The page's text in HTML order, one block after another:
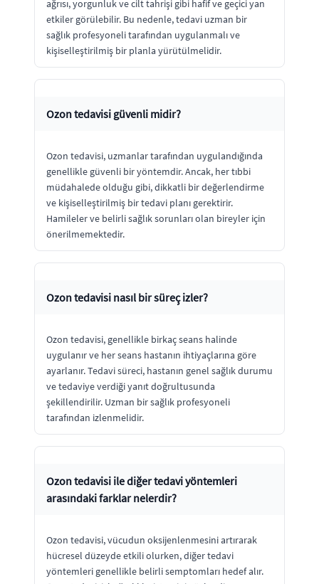
ağrısı, yorgunluk ve cilt tahrişi gibi hafif ve geçici yan
etkiler görülebilir. Bu nedenle, tedavi uzman bir
sağlık profesyoneli tarafından uygulanmalı ve
kişiselleştirilmiş bir planla yürütülmelidir.
Ozon tedavisi güvenli midir?
Ozon tedavisi, uzmanlar tarafından uygulandığında
genellikle güvenli bir yöntemdir. Ancak, her tıbbi
müdahalede olduğu gibi, dikkatli bir değerlendirme
ve kişiselleştirilmiş bir tedavi planı gerektirir.
Hamileler ve belirli sağlık sorunları olan bireyler için
önerilmemektedir.
Ozon tedavisi nasıl bir süreç izler?
Ozon tedavisi, genellikle birkaç seans halinde
uygulanır ve her seans hastanın ihtiyaçlarına göre
ayarlanır. Tedavi süreci, hastanın genel sağlık durumu
ve tedaviye verdiği yanıt doğrultusunda
şekillendirilir. Uzman bir sağlık profesyoneli
tarafından izlenmelidir.
Ozon tedavisi ile diğer tedavi yöntemleri
arasındaki farklar nelerdir?
Ozon tedavisi, vücudun oksijenlenmesini artırarak
hücresel düzeyde etkili olurken, diğer tedavi
yöntemleri genellikle belirli semptomları hedef alır.